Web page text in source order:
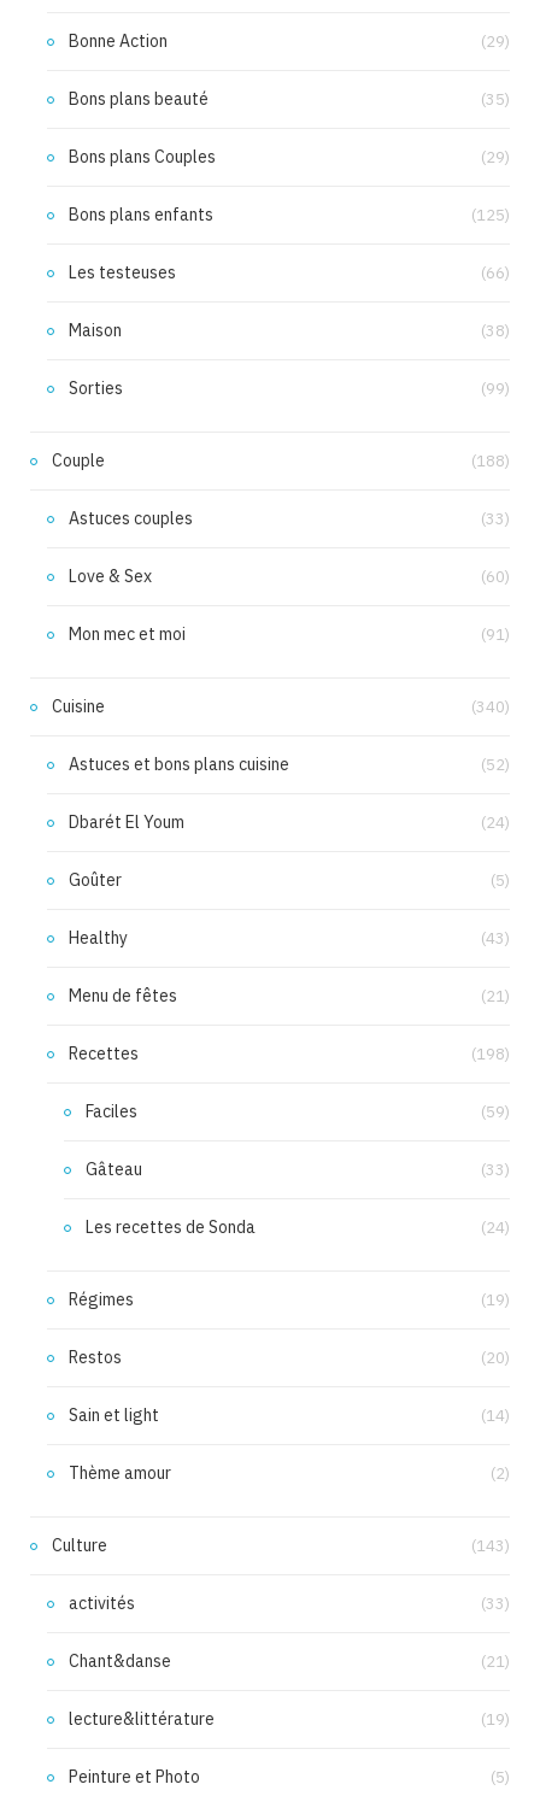
Bonne Action (29)
Bons plans beauté (35)
Bons plans Couples (29)
Bons plans enfants (125)
Les testeuses (66)
Maison (38)
Sorties (99)
Couple (188)
Astuces couples (33)
Love & Sex (60)
Mon mec et moi (91)
Cuisine (340)
Astuces et bons plans cuisine (52)
Dbarét El Youm (24)
Goûter (5)
Healthy (43)
Menu de fêtes (21)
Recettes (198)
Faciles (59)
Gâteau (33)
Les recettes de Sonda (24)
Régimes (19)
Restos (20)
Sain et light (14)
Thème amour (2)
Culture (143)
activités (33)
Chant&danse (21)
lecture&littérature (19)
Peinture et Photo (5)